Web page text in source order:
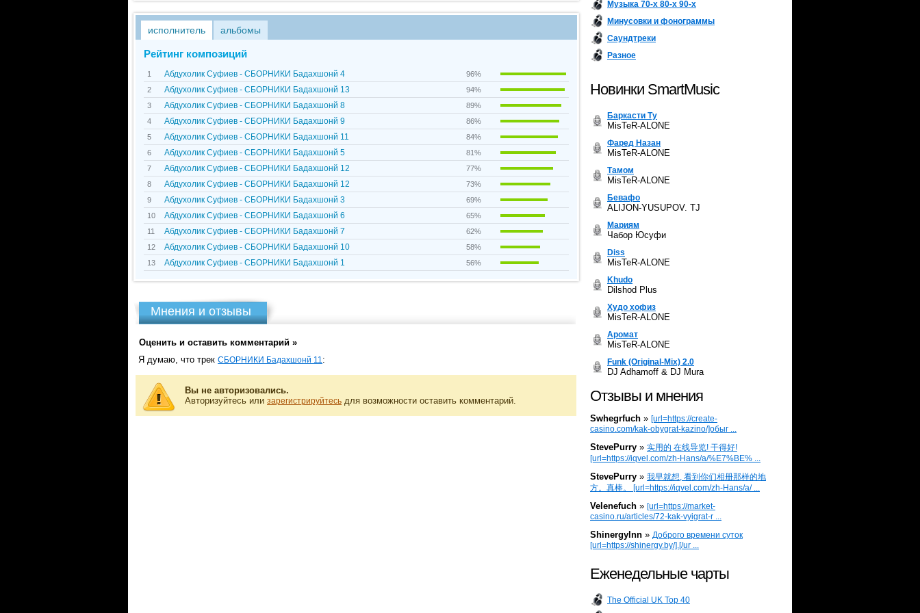
исполнитель альбомы
Рейтинг композиций
1 Абдухолик Суфиев - СБОРНИКИ Бадахшонй 4
96%
2
Абдухолик Суфиев - СБОРНИКИ Бадахшонй 13
94%
3
Абдухолик Суфиев - СБОРНИКИ Бадахшонй 8
89%
4
Абдухолик Суфиев - СБОРНИКИ Бадахшонй 9
86%
5
Абдухолик Суфиев - СБОРНИКИ Бадахшонй 11
84%
6
Абдухолик Суфиев - СБОРНИКИ Бадахшонй 5
81%
7
Абдухолик Суфиев - СБОРНИКИ Бадахшонй 12
77%
8
Абдухолик Суфиев - СБОРНИКИ Бадахшонй 12
73%
9
Абдухолик Суфиев - СБОРНИКИ Бадахшонй 3
69%
10
Абдухолик Суфиев - СБОРНИКИ Бадахшонй 6
65%
11
Абдухолик Суфиев - СБОРНИКИ Бадахшонй 7
62%
12
Абдухолик Суфиев - СБОРНИКИ Бадахшонй 10
58%
13
Абдухолик Суфиев - СБОРНИКИ Бадахшонй 1 56%
Мнения и отзывы
Оценить и оставить комментарий »
Я думаю, что трек СБОРНИКИ Бадахшонй 11:
Вы не авторизовались.
Авторизуйтесь или зарегистрируйтесь для возможности оставить комментарий.
Музыка 70-х 80-х 90-х
Минусовки и фонограммы
Саундтреки
Разное
Новинки SmartMusic
Баркасти Ту
MisTeR-ALONE
Фаред Назан
MisTeR-ALONE
Тамом
MisTeR-ALONE
Бевафо
ALIJON-YUSUPOV. TJ
Мариям
Чабор Юсуфи
Diss
MisTeR-ALONE
Khudo
Dilshod Plus
Худо хофиз
MisTeR-ALONE
Аромат
MisTeR-ALONE
Funk (Original-Mix) 2.0
DJ Adhamoff & DJ Mura
Отзывы и мнения
Swhegrfuch » [url=https://create-
casino.com/kak-obygrat-kazino/]обыг ...
StevePurry » 实用的 在线导览! 干得好!
[url=https://iqvel.com/zh-Hans/a/%E7%BE% ...
StevePurry » 我早就想, 看到你们相册那样的地
方。真棒。 [url=https://iqvel.com/zh-Hans/a/ ...
Velenefuch » [url=https://market-
casino.ru/articles/72-kak-vyigrat-r ...
Shinergylnn » Доброго времени суток
[url=https://shinergy.by/].[/ur ...
Еженедельные чарты
The Official UK Top 40